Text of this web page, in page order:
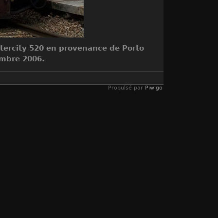
520 en provenance de Porto
2006.
Propulsé par Piwigo